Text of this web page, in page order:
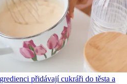
přidávají cukráři do těsta a